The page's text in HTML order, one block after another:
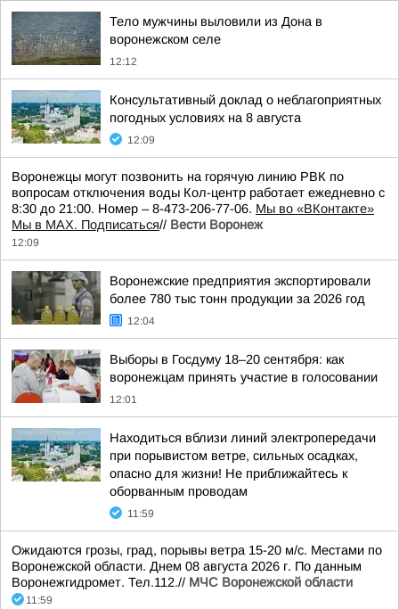
Тело мужчины выловили из Дона в
воронежском селе
12:12
Консультативный доклад о неблагоприятных
погодных условиях на 8 августа
12:09
Воронежцы могут позвонить на горячую линию РВК по
вопросам отключения воды Кол-центр работает ежедневно с
8:30 до 21:00. Номер – 8-473-206-77-06. Мы во «ВКонтакте»
Мы в MAX. Подписаться// Вести Воронеж
12:09
Воронежские предприятия экспортировали
более 780 тыс тонн продукции за 2026 год
12:04
Выборы в Госдуму 18–20 сентября: как
воронежцам принять участие в голосовании
12:01
Находиться вблизи линий электропередачи
при порывистом ветре, сильных осадках,
опасно для жизни! Не приближайтесь к
оборванным проводам
11:59
Ожидаются грозы, град, порывы ветра 15-20 м/с. Местами по
Воронежской области. Днем 08 августа 2026 г. По данным
Воронежгидромет. Тел.112.// МЧС Воронежской области
11:59